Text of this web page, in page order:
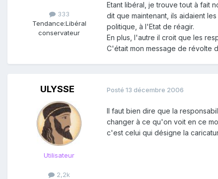
333
Tendance:Libéral
conservateur
Etant libéral, je trouve tout à fait
dit que maintenant, ils aidaient
politique, à l'Etat de réagir.
En plus, l'autre il croit que les
C'était mon message de révolte
ULYSSE
Utilisateur
2,2k
Posté 13 décembre 2006
Il faut bien dire que la
changer à ce qu'on voit en ce
c'est celui qui désigne la